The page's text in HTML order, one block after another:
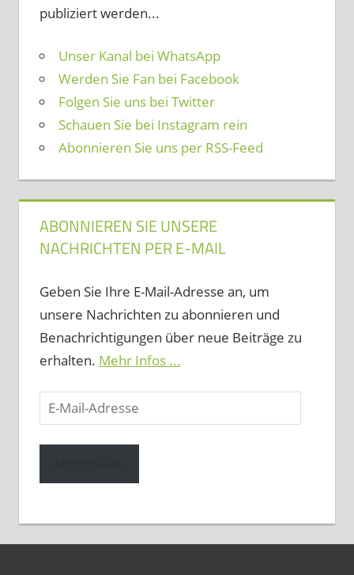
publiziert werden...
Unser Kanal bei WhatsApp
Werden Sie Fan bei Facebook
Folgen Sie uns bei Twitter
Schauen Sie bei Instagram rein
Abonnieren Sie uns per RSS-Feed
ABONNIEREN SIE UNSERE
NACHRICHTEN PER E-MAIL
Geben Sie Ihre E-Mail-Adresse an, um
unsere Nachrichten zu abonnieren und
Benachrichtigungen über neue Beiträge zu
erhalten. Mehr Infos ...
E-
Mail-
Adresse